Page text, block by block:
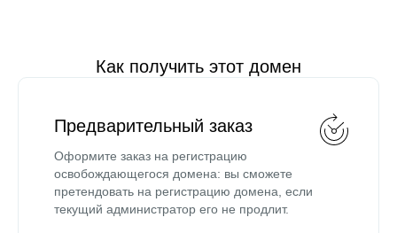
Как получить этот домен
Предварительный заказ
Оформите заказ на регистрацию
освобождающегося домена: вы сможете
претендовать на регистрацию домена, если
текущий администратор его не продлит.